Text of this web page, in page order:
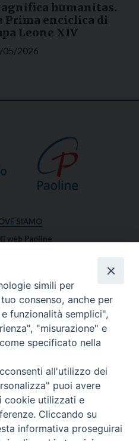
humanitas.
Prima enciclica di
Leone XIV
05/2026
SIAMO
web Paoline
dal governo generale
in breve
– PaolineOnline
simili per
consenso, anche per
funzionalità semplici",
"misurazione" e
specificato nella
all'utilizzo dei
puoi avere
cookie utilizzati e
Cliccando su
informativa proseguirai